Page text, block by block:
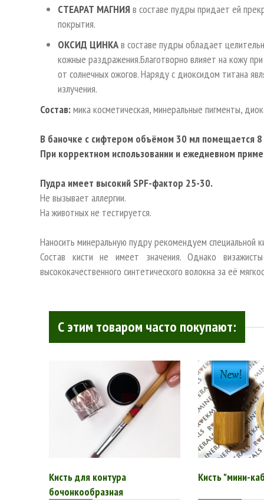
СТЕАРАТ МАГНИЯ в составе пудры придает ей
покрытия.
ОКСИД ЦИНКАв составе пудры обладает
кожные раздражения.Благотворно влияет на кожу
от солнечных ожогов. Наряду с диоксидом титана
излучения.
Состав:мика косметическая, минеральные пигменты,
В баночке с сифтером объёмом 30 мл помещается
При корректном использовании и ежедневном
Пудра имеет высокий SPF-фактор 25-30.
Не вызывает аллергии.
На животных не тестируется.
Наносить минеральную пудру рекомендуем специальной
Состав кисти не имеет значения. Однако
высококачественного синтетического волокна за её
С этим товаром часто покупают:
Кисть для контура
бочонкообразная
Кисть "мини-